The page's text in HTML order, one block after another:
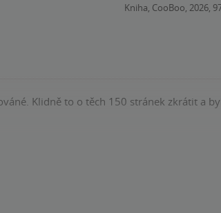
Kniha, CooBoo, 2026,
Klidně to o těch 150 stránek zkrátit a